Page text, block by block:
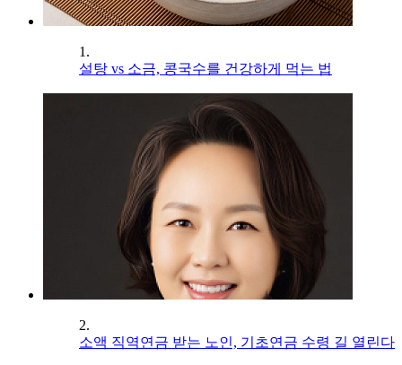
1.
설탕 vs 소금, 콩국수를 건강하게 먹는 법
2.
소액 직역연금 받는 노인, 기초연금 수령 길 열린다